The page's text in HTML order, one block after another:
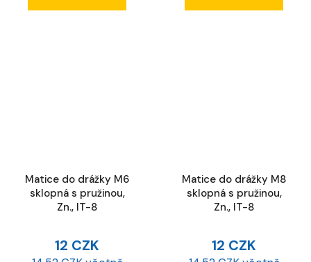
Matice do drážky M6
sklopná s pružinou,
Zn., IT-8
12 CZK
Matice do drážky M8
sklopná s pružinou,
Zn., IT-8
12 CZK